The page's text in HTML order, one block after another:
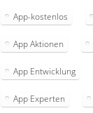
App-kostenlos
App Aktionen
App Entwicklung
App Experten